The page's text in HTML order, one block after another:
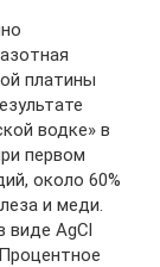
платины
водке» в
первом
около 60%
и меди.
виде AgCl